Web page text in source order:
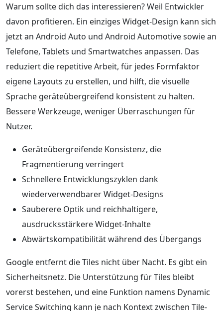
Warum sollte dich das interessieren? Weil Entwickler
davon profitieren. Ein einziges Widget-Design kann sich
jetzt an Android Auto und Android Automotive sowie an
Telefone, Tablets und Smartwatches anpassen. Das
reduziert die repetitive Arbeit, für jedes Formfaktor
eigene Layouts zu erstellen, und hilft, die visuelle
Sprache geräteübergreifend konsistent zu halten.
Bessere Werkzeuge, weniger Überraschungen für
Nutzer.
Geräteübergreifende Konsistenz, die
Fragmentierung verringert
Schnellere Entwicklungszyklen dank
wiederverwendbarer Widget-Designs
Sauberere Optik und reichhaltigere,
ausdrucksstärkere Widget-Inhalte
Abwärtskompatibilität während des Übergangs
Google entfernt die Tiles nicht über Nacht. Es gibt ein
Sicherheitsnetz. Die Unterstützung für Tiles bleibt
vorerst bestehen, und eine Funktion namens Dynamic
Service Switching kann je nach Kontext zwischen Tile-